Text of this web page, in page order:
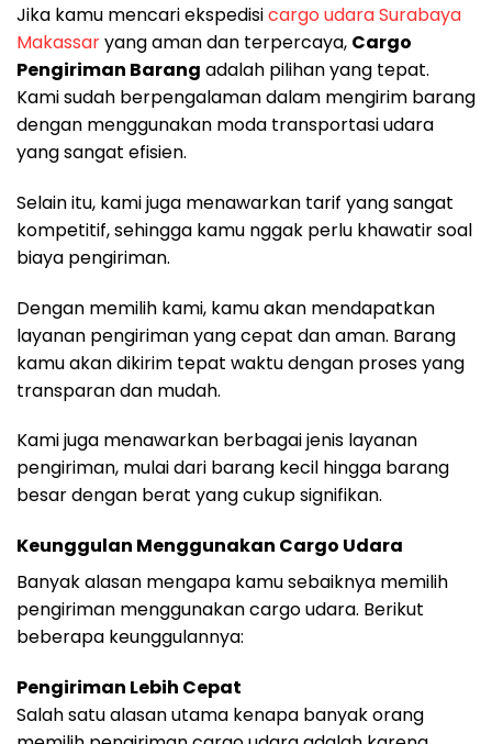
Jika kamu mencari ekspedisicargo udara Surabaya
Makassaryang aman dan terpercaya, Cargo
Pengiriman Barang adalah pilihan yang tepat.
Kami sudah berpengalaman dalam mengirim barang
dengan menggunakan moda transportasi udara
yang sangat efisien.
Selain itu, kami juga menawarkan tarif yang sangat
kompetitif, sehingga kamu nggak perlu khawatir soal
biaya pengiriman.
Dengan memilih kami, kamu akan mendapatkan
layanan pengiriman yang cepat dan aman. Barang
kamu akan dikirim tepat waktu dengan proses yang
transparan dan mudah.
Kami juga menawarkan berbagai jenis layanan
pengiriman, mulai dari barang kecil hingga barang
besar dengan berat yang cukup signifikan.
Keunggulan Menggunakan Cargo Udara
Banyak alasan mengapa kamu sebaiknya memilih
pengiriman menggunakan cargo udara. Berikut
beberapa keunggulannya:
Pengiriman Lebih Cepat
Salah satu alasan utama kenapa banyak orang